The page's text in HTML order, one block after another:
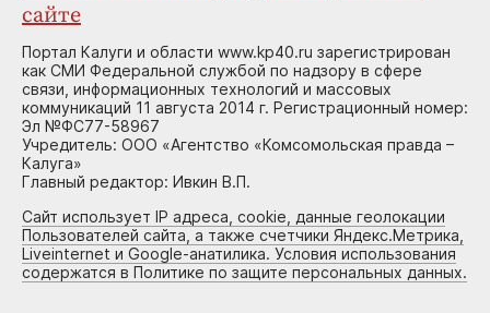
сайте
Портал Калуги и области www.kp40.ru зарегистрирован
как СМИ Федеральной службой по надзору в сфере
связи, информационных технологий и массовых
коммуникаций 11 августа 2014 г. Регистрационный номер:
Эл №ФС77-58967
Учредитель: ООО «Агентство «Комсомольская правда –
Калуга»
Главный редактор: Ивкин В.П.
Сайт использует IP адреса, cookie, данные геолокации
Пользователей сайта, а также счетчики Яндекс.Метрика,
Liveinternet и Google-анатилика. Условия использования
содержатся в Политике по защите персональных данных.